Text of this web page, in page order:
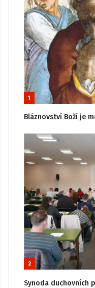
1
Bláznovství Boží je
2
Synoda duchovních